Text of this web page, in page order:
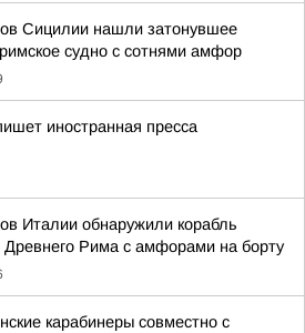
Сицилии нашли затонувшее
судно с сотнями амфор
иностранная пресса
Италии обнаружили корабль
Древнего Рима с амфорами на борту
карабинеры совместно с